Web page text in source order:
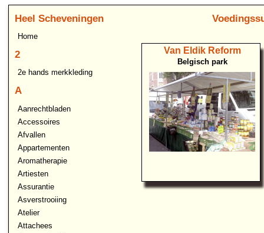
Heel Scheveningen
Home
2
2e hands merkkleding
A
Aanrechtbladen
Accessoires
Afvallen
Appartementen
Aromatherapie
Artiesten
Assurantie
Asverstrooiing
Atelier
Attachees
Van Eldik Reform
Belgisch park